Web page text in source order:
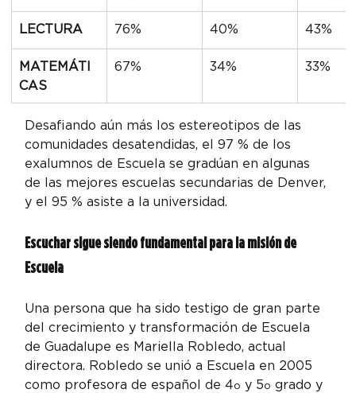
LECTURA 76% 40% 43%
MATEMÁTI
CAS
67% 34% 33%
Desafiando aún más los estereotipos de las
comunidades desatendidas, el 97 % de los
exalumnos de Escuela se gradúan en algunas
de las mejores escuelas secundarias de Denver,
y el 95 % asiste a la universidad.
Escuchar sigue siendo fundamental para la misión de
Escuela
Una persona que ha sido testigo de gran parte
del crecimiento y transformación de Escuela
de Guadalupe es Mariella Robledo, actual
directora. Robledo se unió a Escuela en 2005
como profesora de español de 4o y 5o grado y